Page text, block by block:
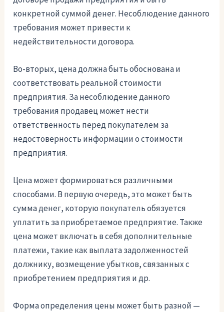
конкретной суммой денег. Несоблюдение данного
требования может привести к
недействительности договора.
Во-вторых, цена должна быть обоснована и
соответствовать реальной стоимости
предприятия. За несоблюдение данного
требования продавец может нести
ответственность перед покупателем за
недостоверность информации о стоимости
предприятия.
Цена может формироваться различными
способами. В первую очередь, это может быть
сумма денег, которую покупатель обязуется
уплатить за приобретаемое предприятие. Также
цена может включать в себя дополнительные
платежи, такие как выплата задолженностей
должнику, возмещение убытков, связанных с
приобретением предприятия и др.
Форма определения цены может быть разной —